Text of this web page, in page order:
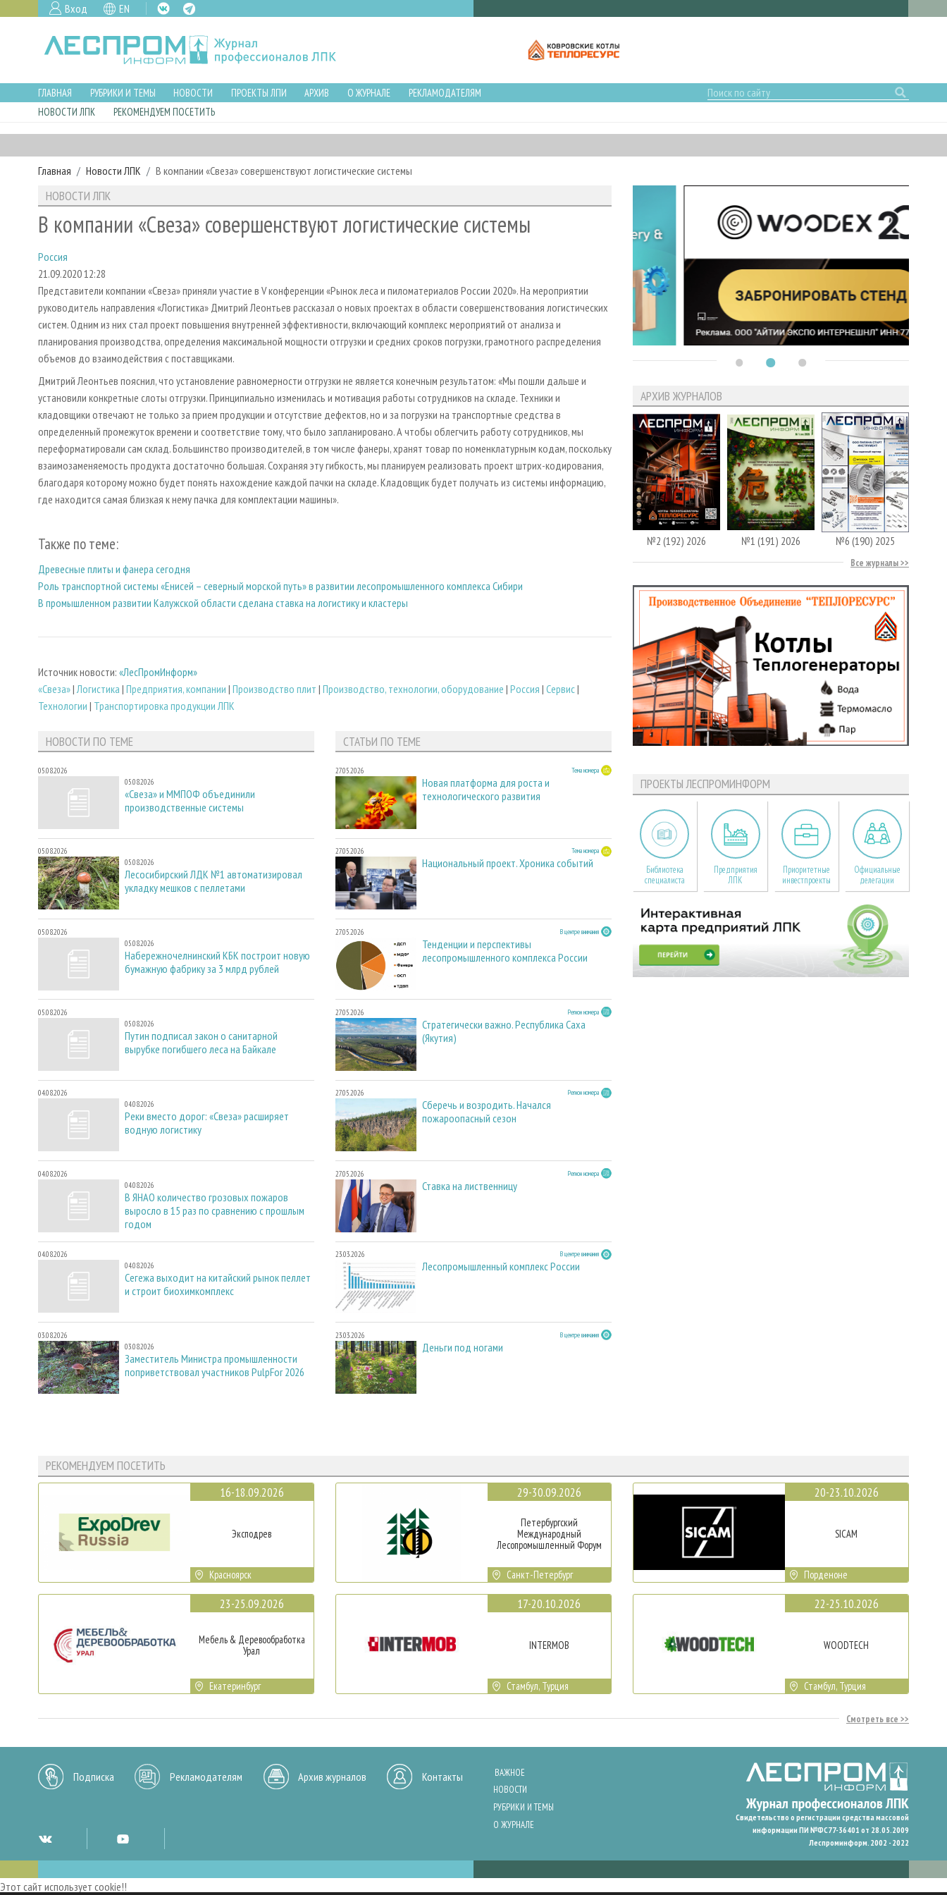
Вход EN
ГЛАВНАЯ РУБРИКИ И ТЕМЫ НОВОСТИ ПРОЕКТЫ ЛПИ АРХИВ О ЖУРНАЛЕ
РЕКЛАМОДАТЕЛЯМ
НОВОСТИ ЛПК
РЕКОМЕНДУЕМ ПОСЕТИТЬ
Главная Новости ЛПК В компании «Свеза» совершенствуют логистические системы
НОВОСТИ ЛПК
В компании «Свеза» совершенствуют логистические системы
Россия
21.09.2020 12:28
Представители компании «Свеза» приняли участие в V конференции «Рынок леса и пиломатериалов России 2020». На мероприятии
руководитель направления «Логистика» Дмитрий Леонтьев рассказал о новых проектах в области совершенствования логистических
систем. Одним из них стал проект повышения внутренней эффективности, включающий комплекс мероприятий от анализа и
планирования производства, определения максимальной мощности отгрузки и средних сроков погрузки, грамотного распределения
объемов до взаимодействия с поставщиками.
Дмитрий Леонтьев пояснил, что установление равномерности отгрузки не является конечным результатом: «Мы пошли дальше и
установили конкретные слоты отгрузки. Принципиально изменилась и мотивация работы сотрудников на складе. Техники и
кладовщики отвечают не только за прием продукции и отсутствие дефектов, но и за погрузки на транспортные средства в
определенный промежуток времени и соответствие тому, что было запланировано. А чтобы облегчить работу сотрудников, мы
переформатировали сам склад. Большинство производителей, в том числе фанеры, хранят товар по номенклатурным кодам, поскольку
взаимозаменяемость продукта достаточно большая. Сохраняя эту гибкость, мы планируем реализовать проект штрих-кодирования,
благодаря которому можно будет понять нахождение каждой пачки на складе. Кладовщик будет получать из системы информацию,
где находится самая близкая к нему пачка для комплектации машины».
Также по теме:
Древесные плиты и фанера сегодня
Роль транспортной системы «Енисей – северный морской путь» в развитии лесопромышленного комплекса Сибири
В промышленном развитии Калужской области сделана ставка на логистику и кластеры
Источник новости: «ЛесПромИнформ»
«Свеза»|Логистика | Предприятия, компании | Производство плит | Производство, технологии, оборудование | Россия | Сервис|
Технологии | Транспортировка продукции ЛПК
НОВОСТИ ПО ТЕМЕ
05.08.2026
05.08.2026
«Свеза» и ММПОФ объединили
производственные системы
05.08.2026
05.08.2026
Лесосибирский ЛДК №1 автоматизировал
укладку мешков с пеллетами
05.08.2026
05.08.2026
Набережночелнинский КБК построит новую
бумажную фабрику за 3 млрд рублей
05.08.2026
05.08.2026
Путин подписал закон о санитарной
вырубке погибшего леса на Байкале
04.08.2026
04.08.2026
Реки вместо дорог: «Свеза» расширяет
водную логистику
04.08.2026
04.08.2026
В ЯНАО количество грозовых пожаров
выросло в 15 раз по сравнению с прошлым
годом
04.08.2026
04.08.2026
Сегежа выходит на китайский рынок пеллет
и строит биохимкомплекс
03.08.2026
03.08.2026
Заместитель Министра промышленности
поприветствовал участников PulpFor 2026
СТАТЬИ ПО ТЕМЕ
27.05.2026 Тема номера
Новая платформа для роста и
технологического развития
27.05.2026 Тема номера
Национальный проект. Хроника событий
27.05.2026 В центре внимания
Тенденции и перспективы
лесопромышленного комплекса России
27.05.2026 Регион номера
Стратегически важно. Республика Саха
(Якутия)
27.05.2026 Регион номера
Сберечь и возродить. Начался
пожароопасный сезон
27.05.2026 Регион номера
Ставка на лиственницу
23.03.2026 В центре внимания
Лесопромышленный комплекс России
23.03.2026 В центре внимания
Деньги под ногами
АРХИВ ЖУРНАЛОВ
№2 (192) 2026 №1 (191) 2026 №6 (190) 2025
Все журналы
ПРОЕКТЫ ЛЕСПРОМИНФОРМ
Библиотека
специалиста
Предприятия
ЛПК
Приоритетные
инвестпроекты
Официальные
делегации
РЕКОМЕНДУЕМ ПОСЕТИТЬ
16-18.09.2026
Эксподрев
Красноярск
23-25.09.2026
Мебель & Деревообработка
Урал
Екатеринбург
29-30.09.2026
Петербургский
Международный
Лесопромышленный Форум
Санкт-Петербург
17-20.10.2026
INTERMOB
Стамбул, Турция
20-23.10.2026
SICAM
Порденоне
22-25.10.2026
WOODTECH
Стамбул, Турция
Смотреть все
Подписка Рекламодателям Архив журналов Контакты
ВАЖНОЕ
НОВОСТИ
РУБРИКИ И ТЕМЫ
О ЖУРНАЛЕ
Свидетельство о регистрации средства массовой
информации ПИ №ФС77-36401 от 28.05.2009
Леспроминформ. 2002 - 2022
Этот сайт использует cookie!!